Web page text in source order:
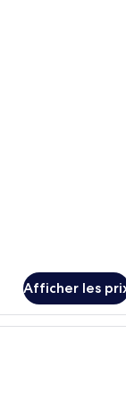
Afficher les